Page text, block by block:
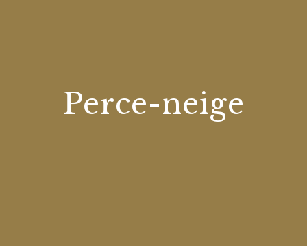
Perce-neige